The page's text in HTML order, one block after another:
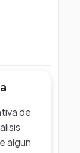
de
algun